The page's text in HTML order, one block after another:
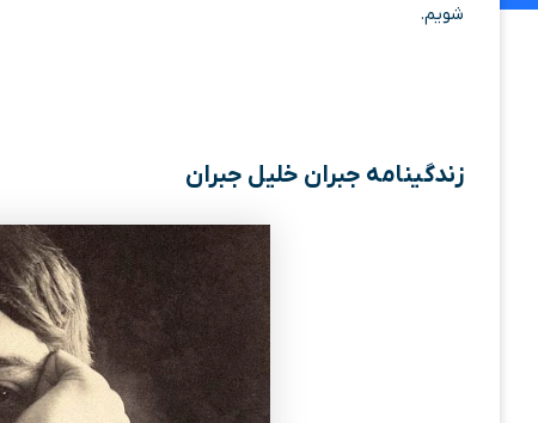
شویم.
زندگینامه جبران خلیل جبران